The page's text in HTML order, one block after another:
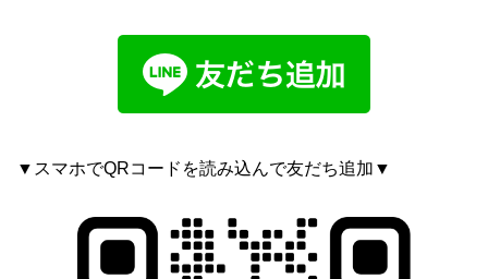
▼スマホでQRコードを読み込んで友だち追加▼